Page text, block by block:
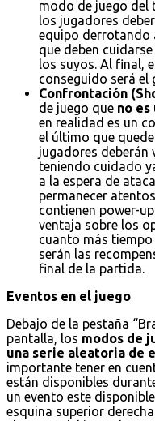
modo de juego del
los jugadores
equipo derrotando
que deben
los suyos. Al final,
conseguido será el
Confrontación
de juego que no es
en realidad es un
el último que
jugadores deberán
teniendo cuidado
a la espera de
permanecer
contienen power-
ventaja sobre los
cuanto más
serán las
final de la partida.
Eventos en el juego
Debajo de la pestaña
pantalla, los modos de
una serie aleatoria de
importante tener en
están disponibles
un evento este
esquina superior